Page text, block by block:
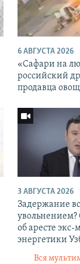
6 АВГУСТА 2026
«Cафари на
российский
продавца
3 АВГУСТА 2026
Задержание
увольнением?
об аресте
энергетики
Вся